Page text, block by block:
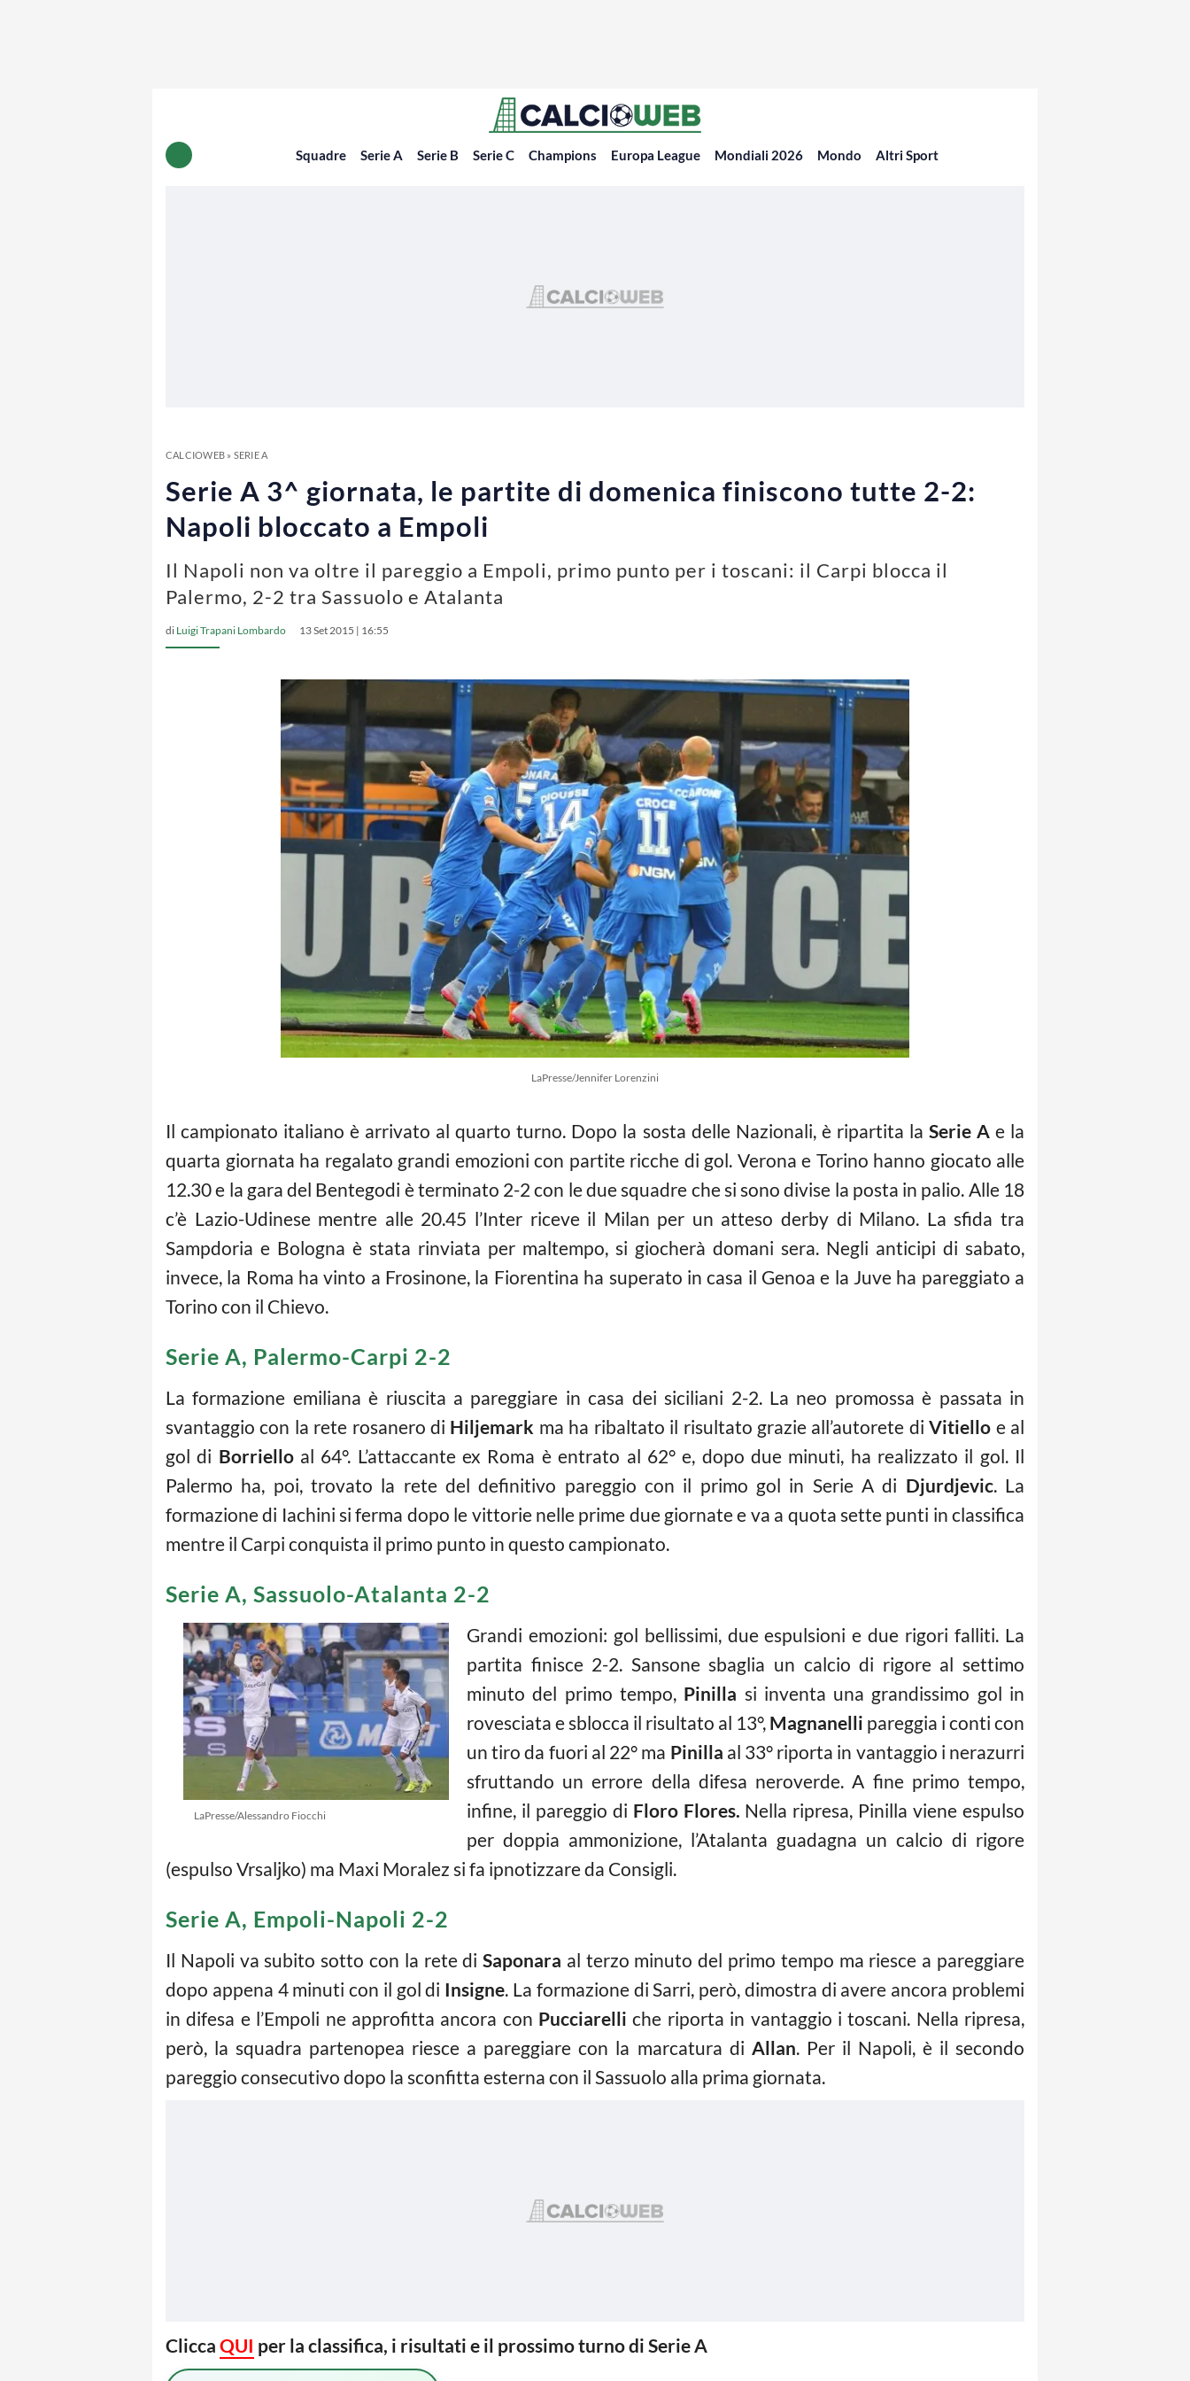
Squadre Serie A Serie B Serie C Champions Europa League Mondiali 2026 Mondo Altri Sport
CALCIOWEB» SERIE A
Serie A 3^ giornata, le partite di domenica finiscono tutte 2-2:
Napoli bloccato a Empoli
Il Napoli non va oltre il pareggio a Empoli, primo punto per i toscani: il Carpi blocca il
Palermo, 2-2 tra Sassuolo e Atalanta
di Luigi Trapani Lombardo 13 Set 2015 | 16:55
LaPresse/Jennifer Lorenzini
Il campionato italiano è arrivato al quarto turno. Dopo la sosta delle Nazionali, è ripartita la Serie Ae la
quarta giornata ha regalato grandi emozioni con partite ricche di gol. Verona e Torino hanno giocato alle
12.30 e la gara del Bentegodi è terminato 2-2 con le due squadre che si sono divise la posta in palio. Alle 18
c’è Lazio-Udinese mentre alle 20.45 l’Inter riceve il Milan per un atteso derby di Milano. La sfida tra
Sampdoria e Bologna è stata rinviata per maltempo, si giocherà domani sera. Negli anticipi di sabato,
invece, la Roma ha vinto a Frosinone, la Fiorentina ha superato in casa il Genoa e la Juve ha pareggiato a
Torino con il Chievo.
Serie A, Palermo-Carpi 2-2
La formazione emiliana è riuscita a pareggiare in casa dei siciliani 2-2. La neo promossa è passata in
svantaggio con la rete rosanero di Hiljemark ma ha ribaltato il risultato grazie all’autorete diVitiello e al
gol di Borrielloal 64°. L’attaccante ex Roma è entrato al 62° e, dopo due minuti, ha realizzato il gol. Il
Palermo ha, poi, trovato la rete del definitivo pareggio con il primo gol in Serie A di Djurdjevic. La
formazione di Iachini si ferma dopo le vittorie nelle prime due giornate e va a quota sette punti in classifica
mentre il Carpi conquista il primo punto in questo campionato.
Serie A, Sassuolo-Atalanta 2-2
LaPresse/Alessandro Fiocchi
Grandi emozioni: gol bellissimi, due espulsioni e due rigori falliti. La
partita finisce 2-2. Sansone sbaglia un calcio di rigore al settimo
minuto del primo tempo, Pinilla si inventa una grandissimo gol in
rovesciata e sblocca il risultato al 13°, Magnanelli pareggia i conti con
un tiro da fuori al 22° ma Pinilla al 33° riporta in vantaggio i nerazurri
sfruttando un errore della difesa neroverde. A fine primo tempo,
infine, il pareggio di Floro Flores. Nella ripresa, Pinilla viene espulso
per doppia ammonizione, l’Atalanta guadagna un calcio di rigore
(espulso Vrsaljko) ma Maxi Moralez si fa ipnotizzare da Consigli.
Serie A, Empoli-Napoli 2-2
Il Napoli va subito sotto con la rete diSaponara al terzo minuto del primo tempo ma riesce a pareggiare
dopo appena 4 minuti con il gol di Insigne. La formazione di Sarri, però, dimostra di avere ancora problemi
in difesa e l’Empoli ne approfitta ancora con Pucciarelli che riporta in vantaggio i toscani. Nella ripresa,
però, la squadra partenopea riesce a pareggiare con la marcatura di Allan. Per il Napoli, è il secondo
pareggio consecutivo dopo la sconfitta esterna con il Sassuolo alla prima giornata.
Clicca QUI per la classifica, i risultati e il prossimo turno di Serie A